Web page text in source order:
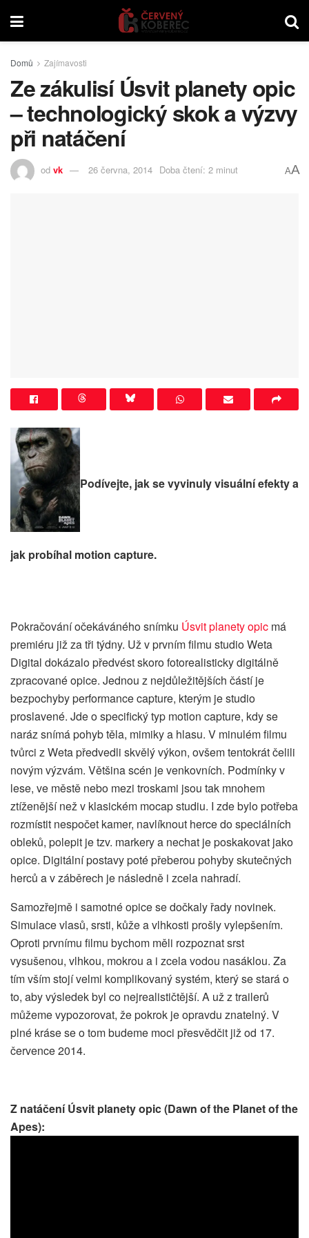
Domů Zajímavosti
Ze zákulisí Úsvit planety opic
– technologický skok a výzvy
při natáčení
od vk 26 června, 2014 Doba čtení: 2 minut AA
Podívejte, jak se vyvinuly visuální efekty a
jak probíhal motion capture.
Pokračování očekáváného snímku Úsvit planety opic má
premiéru již za tři týdny. Už v prvním filmu studio Weta
Digital dokázalo předvést skoro fotorealisticky digitálně
zpracované opice. Jednou z nejdůležitějších částí je
bezpochyby performance capture, kterým je studio
proslavené. Jde o specifický typ motion capture, kdy se
naráz snímá pohyb těla, mimiky a hlasu. V minulém filmu
tvůrci z Weta předvedli skvělý výkon, ovšem tentokrát čelili
novým výzvám. Většina scén je venkovních. Podmínky v
lese, ve městě nebo mezi troskami jsou tak mnohem
ztíženější než v klasickém mocap studiu. I zde bylo potřeba
rozmístit nespočet kamer, navlíknout herce do speciálních
obleků, polepit je tzv. markery a nechat je poskakovat jako
opice. Digitální postavy poté přeberou pohyby skutečných
herců a v záběrech je následně i zcela nahradí.
Samozřejmě i samotné opice se dočkaly řady novinek.
Simulace vlasů, srsti, kůže a vlhkosti prošly vylepšením.
Oproti prvnímu filmu bychom měli rozpoznat srst
vysušenou, vlhkou, mokrou a i zcela vodou nasáklou. Za
tím vším stojí velmi komplikovaný systém, který se stará o
to, aby výsledek byl co nejrealističtější. A už z trailerů
můžeme vypozorovat, že pokrok je opravdu znatelný. V
plné kráse se o tom budeme moci přesvědčit již od 17.
července 2014.
Z natáčení Úsvit planety opic (Dawn of the Planet of the
Apes):